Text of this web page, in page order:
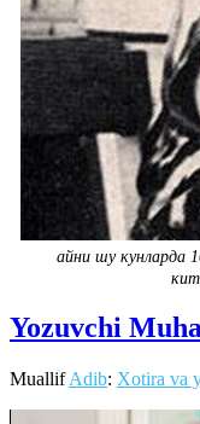
айни шу кунларда
Yozuvchi
MuallifAdib: Xotira va